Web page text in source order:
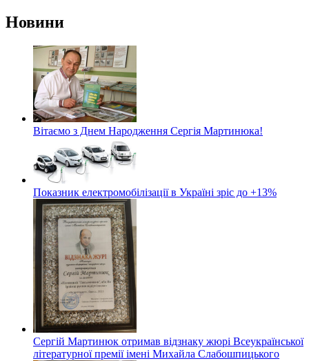
Новини
Вітаємо з Днем Народження Сергія Мартинюка!
Показник електромобілізації в Україні зріс до +13%
Сергій Мартинюк отримав відзнаку жюрі Всеукраїнської
літературної премії імені Михайла Слабошпицького